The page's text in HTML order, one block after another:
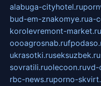
alabuga-cityhotel.ru
bud-em-znakomye.rua-
korolevremont-market.ru
oooagrosnab.ru
ukrasotki.ruseksuzbek.ru
sovratili.ruolecoon.ruvd-
rbc-news.ruporno-